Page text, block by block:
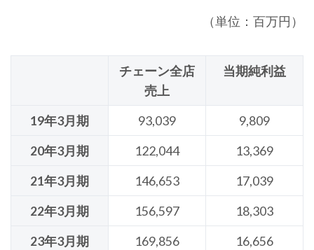
（単位：百万円）
チェーン全店
売上
当期純利益
19年3月期 93,039
9,809
20年3月期
122,044
13,369
21年3月期
146,653
17,039
22年3月期
156,597
18,303
23年3月期
169,856
16,656